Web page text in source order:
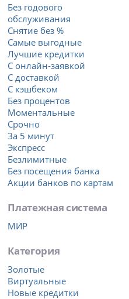
Без годового
обслуживания
Снятие без %
Самые выгодные
Лучшие кредитки
С онлайн-заявкой
С доставкой
С кэшбеком
Без процентов
Моментальные
Срочно
За 5 минут
Экспресс
Безлимитные
Без посещения банка
Акции банков по картам
Платежная система
МИР
Категория
Золотые
Виртуальные
Новые кредитки